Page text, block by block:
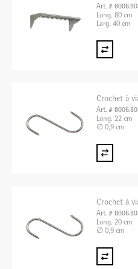
Art. #
Long. 80 cm
Larg. 40 cm
Crochet à
Art. #
Long. 22 cm
∅ 0,9 cm
Crochet à
Art. #
Long. 20 cm
∅ 0,9 cm